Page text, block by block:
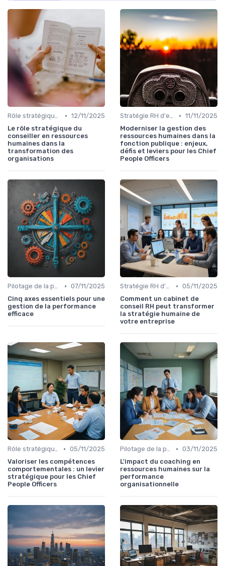
Rôle stratégique du DRH • 12/11/2025
Le rôle stratégique du
conseiller en ressources
humaines dans la
transformation des
organisations
Stratégie RH d'entreprise • 11/11/2025
Moderniser la gestion des
ressources humaines dans la
fonction publique : enjeux,
défis et leviers pour les Chief
People Officers
Pilotage de la performance RH • 07/11/2025
Cinq axes essentiels pour une
gestion de la performance
efficace
Stratégie RH d'entreprise • 05/11/2025
Comment un cabinet de
conseil RH peut transformer
la stratégie humaine de
votre entreprise
Rôle stratégique du DRH • 05/11/2025
Valoriser les compétences
comportementales : un levier
stratégique pour les Chief
People Officers
Pilotage de la performance RH • 03/11/2025
L'impact du coaching en
ressources humaines sur la
performance
organisationnelle